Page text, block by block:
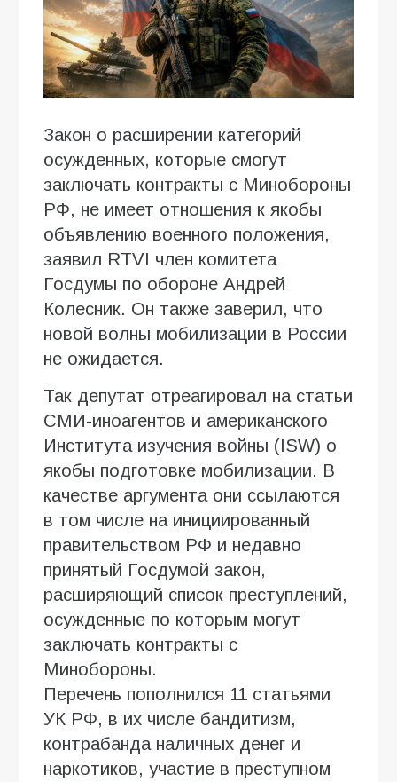
Закон о расширении категорий
осужденных, которые смогут
заключать контракты с Минобороны
РФ, не имеет отношения к якобы
объявлению военного положения,
заявил RTVI член комитета
Госдумы по обороне Андрей
Колесник. Он также заверил, что
новой волны мобилизации в России
не ожидается.
Так депутат отреагировал на статьи
СМИ-иноагентов и американского
Института изучения войны (ISW) о
якобы подготовке мобилизации. В
качестве аргумента они ссылаются
в том числе на инициированный
правительством РФ и недавно
принятый Госдумой закон,
расширяющий список преступлений,
осужденные по которым могут
заключать контракты с
Минобороны.
Перечень пополнился 11 статьями
УК РФ, в их числе бандитизм,
контрабанда наличных денег и
наркотиков, участие в преступном